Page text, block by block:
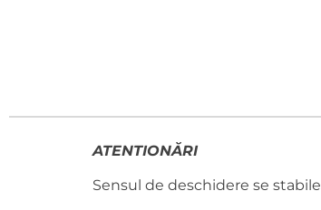
ATENTIONĂRI
Sensul de deschidere se